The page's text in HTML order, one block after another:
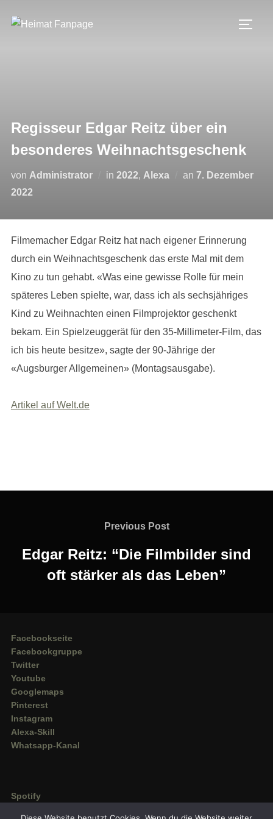
Inhalt
Regisseur Edgar Reitz über ein
besonderes Weihnachtsgeschenk
von Administrator in 2022, Alexa an Veröffentlicht
7. Dezember
2022
Filmemacher Edgar Reitz hat nach eigener Erinnerung
durch ein Weihnachtsgeschenk das erste Mal mit dem
Kino zu tun gehabt. «Was eine gewisse Rolle für mein
späteres Leben spielte, war, dass ich als sechsjähriges
Kind zu Weihnachten einen Filmprojektor geschenkt
bekam. Ein Spielzeuggerät für den 35-Millimeter-Film, das
ich bis heute besitze», sagte der 90-Jährige der
«Augsburger Allgemeinen» (Montagsausgabe).
Artikel auf Welt.de
Previous
Previous Post
Edgar Reitz: “Die Filmbilder sind
oft stärker als das Leben”
Facebookseite
Facebookgruppe
Twitter
Youtube
Googlemaps
Pinterest
Instagram
Alexa-Skill
Whatsapp-Kanal
Spotify